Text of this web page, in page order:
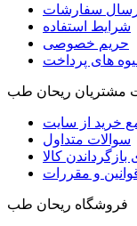
سفارشات
شرایط استفاده
حریم خصوصی
های پرداخت
مشتریان ریحان طب
خرید از سایت
سوالات متداول
بازگرداندن کالا
و مقررات
فروشگاه ریحان طب